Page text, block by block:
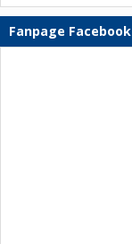
Fanpage Facebook